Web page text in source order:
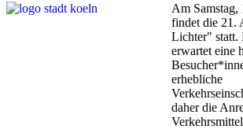
Am Samstag,
findet die 21.
Lichter" statt.
erwartet eine
erhebliche
daher die